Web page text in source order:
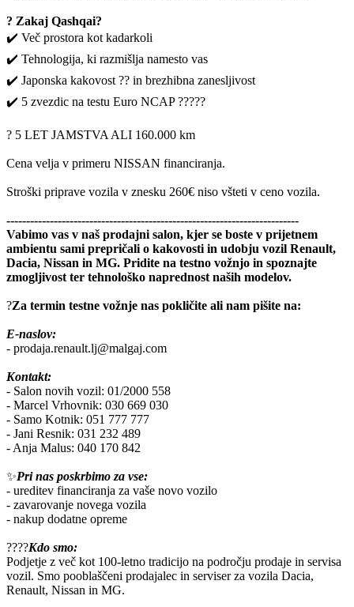
? Zakaj Qashqai?
✔️ Več prostora kot kadarkoli
✔️ Tehnologija, ki razmišlja namesto vas
✔️ Japonska kakovost ?? in brezhibna zanesljivost
✔️ 5 zvezdic na testu Euro NCAP ?????
?️ 5 LET JAMSTVA ALI 160.000 km
Cena velja v primeru NISSAN financiranja.
Stroški priprave vozila v znesku 260€ niso všteti v ceno vozila.
--------------------------------------------------------------------------
Vabimo vas v naš prodajni salon, kjer se boste v prijetnem
ambientu sami prepričali o kakovosti in udobju vozil Renault,
Dacia, Nissan in MG. Pridite na testno vožnjo in spoznajte
zmogljivost ter tehnološko naprednost naših modelov.
?Za termin testne vožnje nas pokličite ali nam pišite na:
E-naslov:
- prodaja.renault.lj@malgaj.com
Kontakt:
- Salon novih vozil: 01/2000 558
- Marcel Vrhovnik: 030 669 030
- Samo Kotnik: 051 777 777
- Jani Resnik: 031 232 489
- Anja Malus: 040 170 842
✨Pri nas poskrbimo za vse:
- ureditev financiranja za vaše novo vozilo
- zavarovanje novega vozila
- nakup dodatne opreme
?‍?‍?‍?Kdo smo:
Podjetje z več kot 100-letno tradicijo na področju prodaje in servisa
vozil. Smo pooblaščeni prodajalec in serviser za vozila Dacia,
Renault, Nissan in MG.